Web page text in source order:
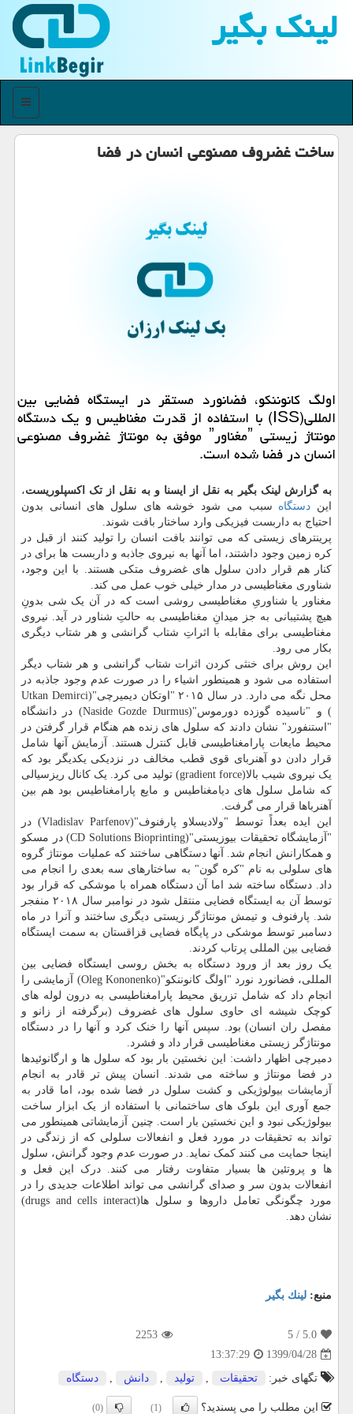
لینك بگیر
منو
ساخت غضروف مصنوعی انسان در فضا
اولگ كانوننكو، فضانورد مستقر در ایستگاه فضایی بین
المللی(ISS) با استفاده از قدرت مغناطیس و یك دستگاه
مونتاژ زیستی ˮمغناورˮ موفق به مونتاژ غضروف مصنوعی
انسان در فضا شده است.
به گزارش لینک بگیر به نقل از ایسنا و به نقل از تک اکسپلوریست،
این دستگاه سبب می شود خوشه های سلول های انسانی بدون
احتیاج به داربست فیزیکی وارد ساختار بافت شوند.
پرینترهای زیستی که می توانند بافت انسان را تولید کنند از قبل در
کره زمین وجود داشتند، اما آنها به نیروی جاذبه و داربست ها برای در
کنار هم قرار دادن سلول های غضروف متکی هستند. با این وجود،
شناوری مغناطیسی در مدار خیلی خوب عمل می کند.
مغناور یا شناوریِ مغناطیسی روشی است که در آن یک شی بدونِ
هیچ پشتیبانی به جز میدانِ مغناطیسی به حالتِ شناور در آید. نیروی
مغناطیسی برای مقابله با اثراتِ شتاب گرانشی و هر شتاب دیگری
بکار می رود.
این روش برای خنثی کردن اثرات شتاب گرانشی و هر شتاب دیگر
استفاده می شود و همینطور اشیاء را در صورت عدم وجود جاذبه در
محل نگه می دارد. در سال ۲۰۱۵ "اوتکان دیمیرچی"(Utkan Demirci
) و "ناسیده گوزده دورموس"(Naside Gozde Durmus) در دانشگاه
"استنفورد" نشان دادند که سلول های زنده هم هنگام قرار گرفتن در
محیط مایعات پارامغناطیسی قابل کنترل هستند. آزمایش آنها شامل
قرار دادن دو آهنربای قوی قطب مخالف در نزدیکی یکدیگر بود که
یک نیروی شیب بالا(gradient force) تولید می کرد. یک کانال ریزسیالی
که شامل سلول های دیامغناطیس و مایع پارامغناطیس بود هم بین
آهنرباها قرار می گرفت.
این ایده بعداً توسط "ولادیسلاو پارفنوف"(Vladislav Parfenov) در
"آزمایشگاه تحقیقات بیوزیستی"(CD Solutions Bioprinting) در مسکو
و همکارانش انجام شد. آنها دستگاهی ساختند که عملیات مونتاژ گروه
های سلولی به نام "کره گون" به ساختارهای سه بعدی را انجام می
داد. دستگاه ساخته شد اما آن دستگاه همراه با موشکی که قرار بود
توسط آن به ایستگاه فضایی منتقل شود در نوامبر سال ۲۰۱۸ منفجر
شد. پارفنوف و تیمش مونتاژگر زیستی دیگری ساختند و آنرا در ماه
دسامبر توسط موشکی در پایگاه فضایی قزاقستان به سمت ایستگاه
فضایی بین المللی پرتاب کردند.
یک روز بعد از ورود دستگاه به بخش روسی ایستگاه فضایی بین
المللی، فضانورد نورد "اولگ کانوننکو"(Oleg Kononenko) آزمایشی را
انجام داد که شامل تزریق محیط پارامغناطیسی به درون لوله های
کوچک شیشه ای حاوی سلول های غضروف (برگرفته از زانو و
مفصل ران انسان) بود. سپس آنها را خنک کرد و آنها را در دستگاه
مونتاژگر زیستی مغناطیسی قرار داد و فشرد.
دمیرچی اظهار داشت: این نخستین بار بود که سلول ها و ارگانوئیدها
در فضا مونتاژ و ساخته می شدند. انسان پیش تر قادر به انجام
آزمایشات بیولوژیکی و کشت سلول در فضا شده بود، اما قادر به
جمع آوری این بلوک های ساختمانی با استفاده از یک ابزار ساخت
بیولوژیکی نبود و این نخستین بار است. چنین آزمایشاتی همینطور می
تواند به تحقیقات در مورد فعل و انفعالات سلولی که از زندگی در
اینجا حمایت می کنند کمک نماید. در صورت عدم وجود گرانش، سلول
ها و پروتئین ها بسیار متفاوت رفتار می کنند. درک این فعل و
انفعالات بدون سر و صدای گرانشی می تواند اطلاعات جدیدی را در
مورد چگونگی تعامل داروها و سلول ها(drugs and cells interact)
نشان دهد.
منبع: لینك بگیر
5.0
/ 5
2253
1399/04/28
13:37:29
تگهای خبر:
تحقیقات , تولید , دانش , دستگاه
این مطلب را می پسندید؟ (1)
(0)